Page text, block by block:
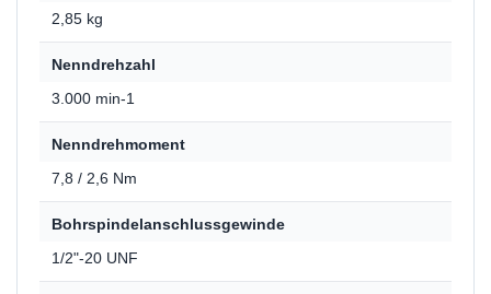
2,85 kg
Nenndrehzahl
3.000 min-1
Nenndrehmoment
7,8 / 2,6 Nm
Bohrspindelanschlussgewinde
1/2"-20 UNF